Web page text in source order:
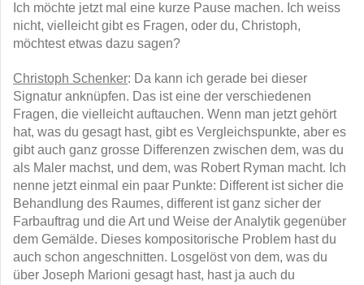
Ich möchte jetzt mal eine kurze Pause machen. Ich weiss
nicht, vielleicht gibt es Fragen, oder du, Christoph,
möchtest etwas dazu sagen?
Christoph Schenker: Da kann ich gerade bei dieser
Signatur anknüpfen. Das ist eine der verschiedenen
Fragen, die vielleicht auftauchen. Wenn man jetzt gehört
hat, was du gesagt hast, gibt es Vergleichspunkte, aber es
gibt auch ganz grosse Differenzen zwischen dem, was du
als Maler machst, und dem, was Robert Ryman macht. Ich
nenne jetzt einmal ein paar Punkte: Different ist sicher die
Behandlung des Raumes, different ist ganz sicher der
Farbauftrag und die Art und Weise der Analytik gegenüber
dem Gemälde. Dieses kompositorische Problem hast du
auch schon angeschnitten. Losgelöst von dem, was du
über Joseph Marioni gesagt hast, hast ja auch du